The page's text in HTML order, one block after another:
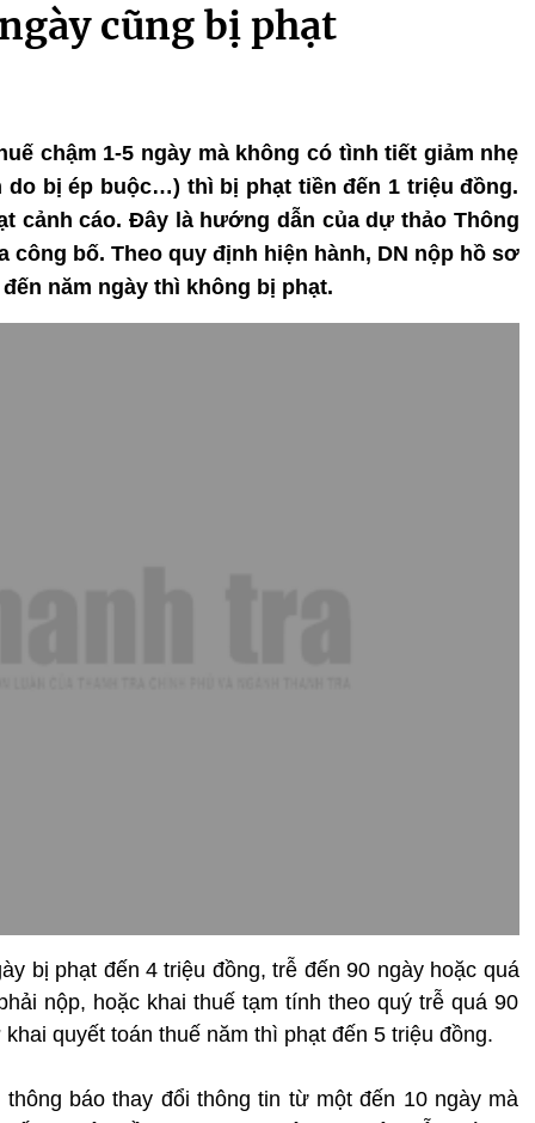
cũng bị phạt
chậm 1-5 ngày mà không có tình tiết giảm nhẹ
do bị ép buộc…) thì bị phạt tiền đến 1 triệu đồng.
cảnh cáo. Đây là hướng dẫn của dự thảo Thông
bố. Theo quy định hiện hành, DN nộp hồ sơ
năm ngày thì không bị phạt.
bị phạt đến 4 triệu đồng, trễ đến 90 ngày hoặc quá
nộp, hoặc khai thuế tạm tính theo quý trễ quá 90
quyết toán thuế năm thì phạt đến 5 triệu đồng.
báo thay đổi thông tin từ một đến 10 ngày mà